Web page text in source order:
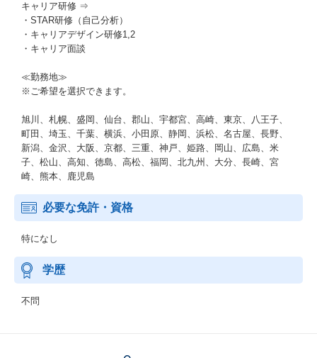
キャリア研修 ⇒
・STAR研修（自己分析）
・キャリアデザイン研修1,2
・キャリア面談
≪勤務地≫
※ご希望を選択できます。
旭川、札幌、盛岡、仙台、郡山、宇都宮、高崎、東京、八王子、
町田、埼玉、千葉、横浜、小田原、静岡、浜松、名古屋、長野、
新潟、金沢、大阪、京都、三重、神戸、姫路、岡山、広島、米
子、松山、高知、徳島、高松、福岡、北九州、大分、長崎、宮
崎、熊本、鹿児島
必要な免許・資格
特になし
学歴
不問